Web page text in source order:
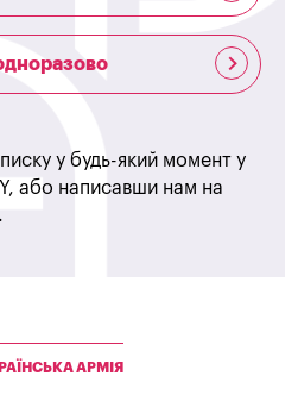
у будь-який момент у
або написавши нам на
.
АРМІЯ